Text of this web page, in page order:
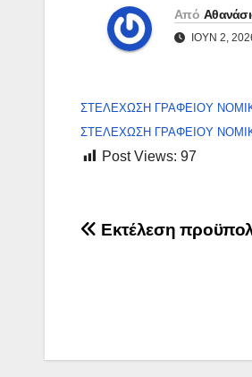
Από
ΙΟΎΝ 2,
ΣΤΕΛΕΧΩΣΗ ΓΡΑΦΕΙΟΥ
ΣΤΕΛΕΧΩΣΗ ΓΡΑΦΕΙΟΥ
Post Views: 97
Πλοήγηση
Εκτέλεση